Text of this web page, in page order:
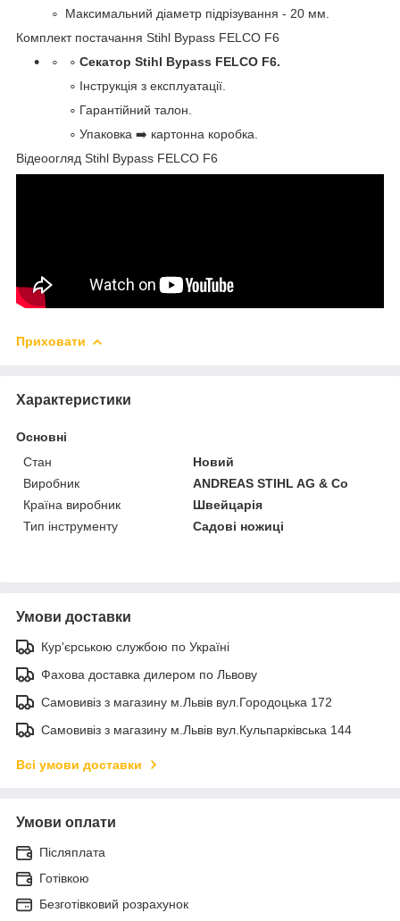
Максимальний діаметр підрізування - 20 мм.
Комплект постачання Stihl Bypass FELCO F6
Секатор Stihl Bypass FELCO F6.
Інструкція з експлуатації.
Гарантійний талон.
Упаковка ➡️ картонна коробка.
Відеоогляд Stihl Bypass FELCO F6
Приховати
Характеристики
Основні
Стан
Новий
Виробник
ANDREAS STIHL AG & Co
Країна виробник
Швейцарія
Тип інструменту
Садові ножиці
Умови доставки
Кур'єрською службою по Україні
Фахова доставка дилером по Львову
Самовивіз з магазину м.Львів вул.Городоцька 172
Самовивіз з магазину м.Львів вул.Кульпарківська 144
Всі умови доставки
Умови оплати
Післяплата
Готівкою
Безготівковий розрахунок